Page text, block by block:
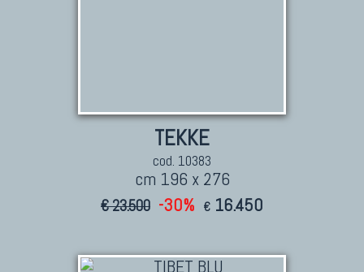
TEKKE
cod. 10383
cm 196 x 276
€ 23.500 -30% € 16.450